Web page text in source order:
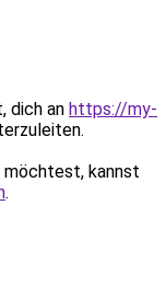
dich an https://my-
möchtest, kannst
.